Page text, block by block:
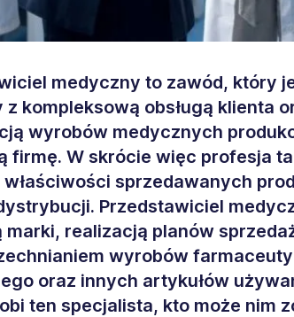
medyczny to zawód, który
z kompleksową obsługą klienta
wyrobów medycznych
firmę. W skrócie więc profesja
właściwości sprzedawanych
Przedstawiciel
marki, realizacją planów
wyrobów
oraz innych artykułów
ten specjalista, kto może nim